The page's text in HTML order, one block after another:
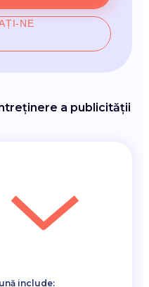
NE
a publicității
include: